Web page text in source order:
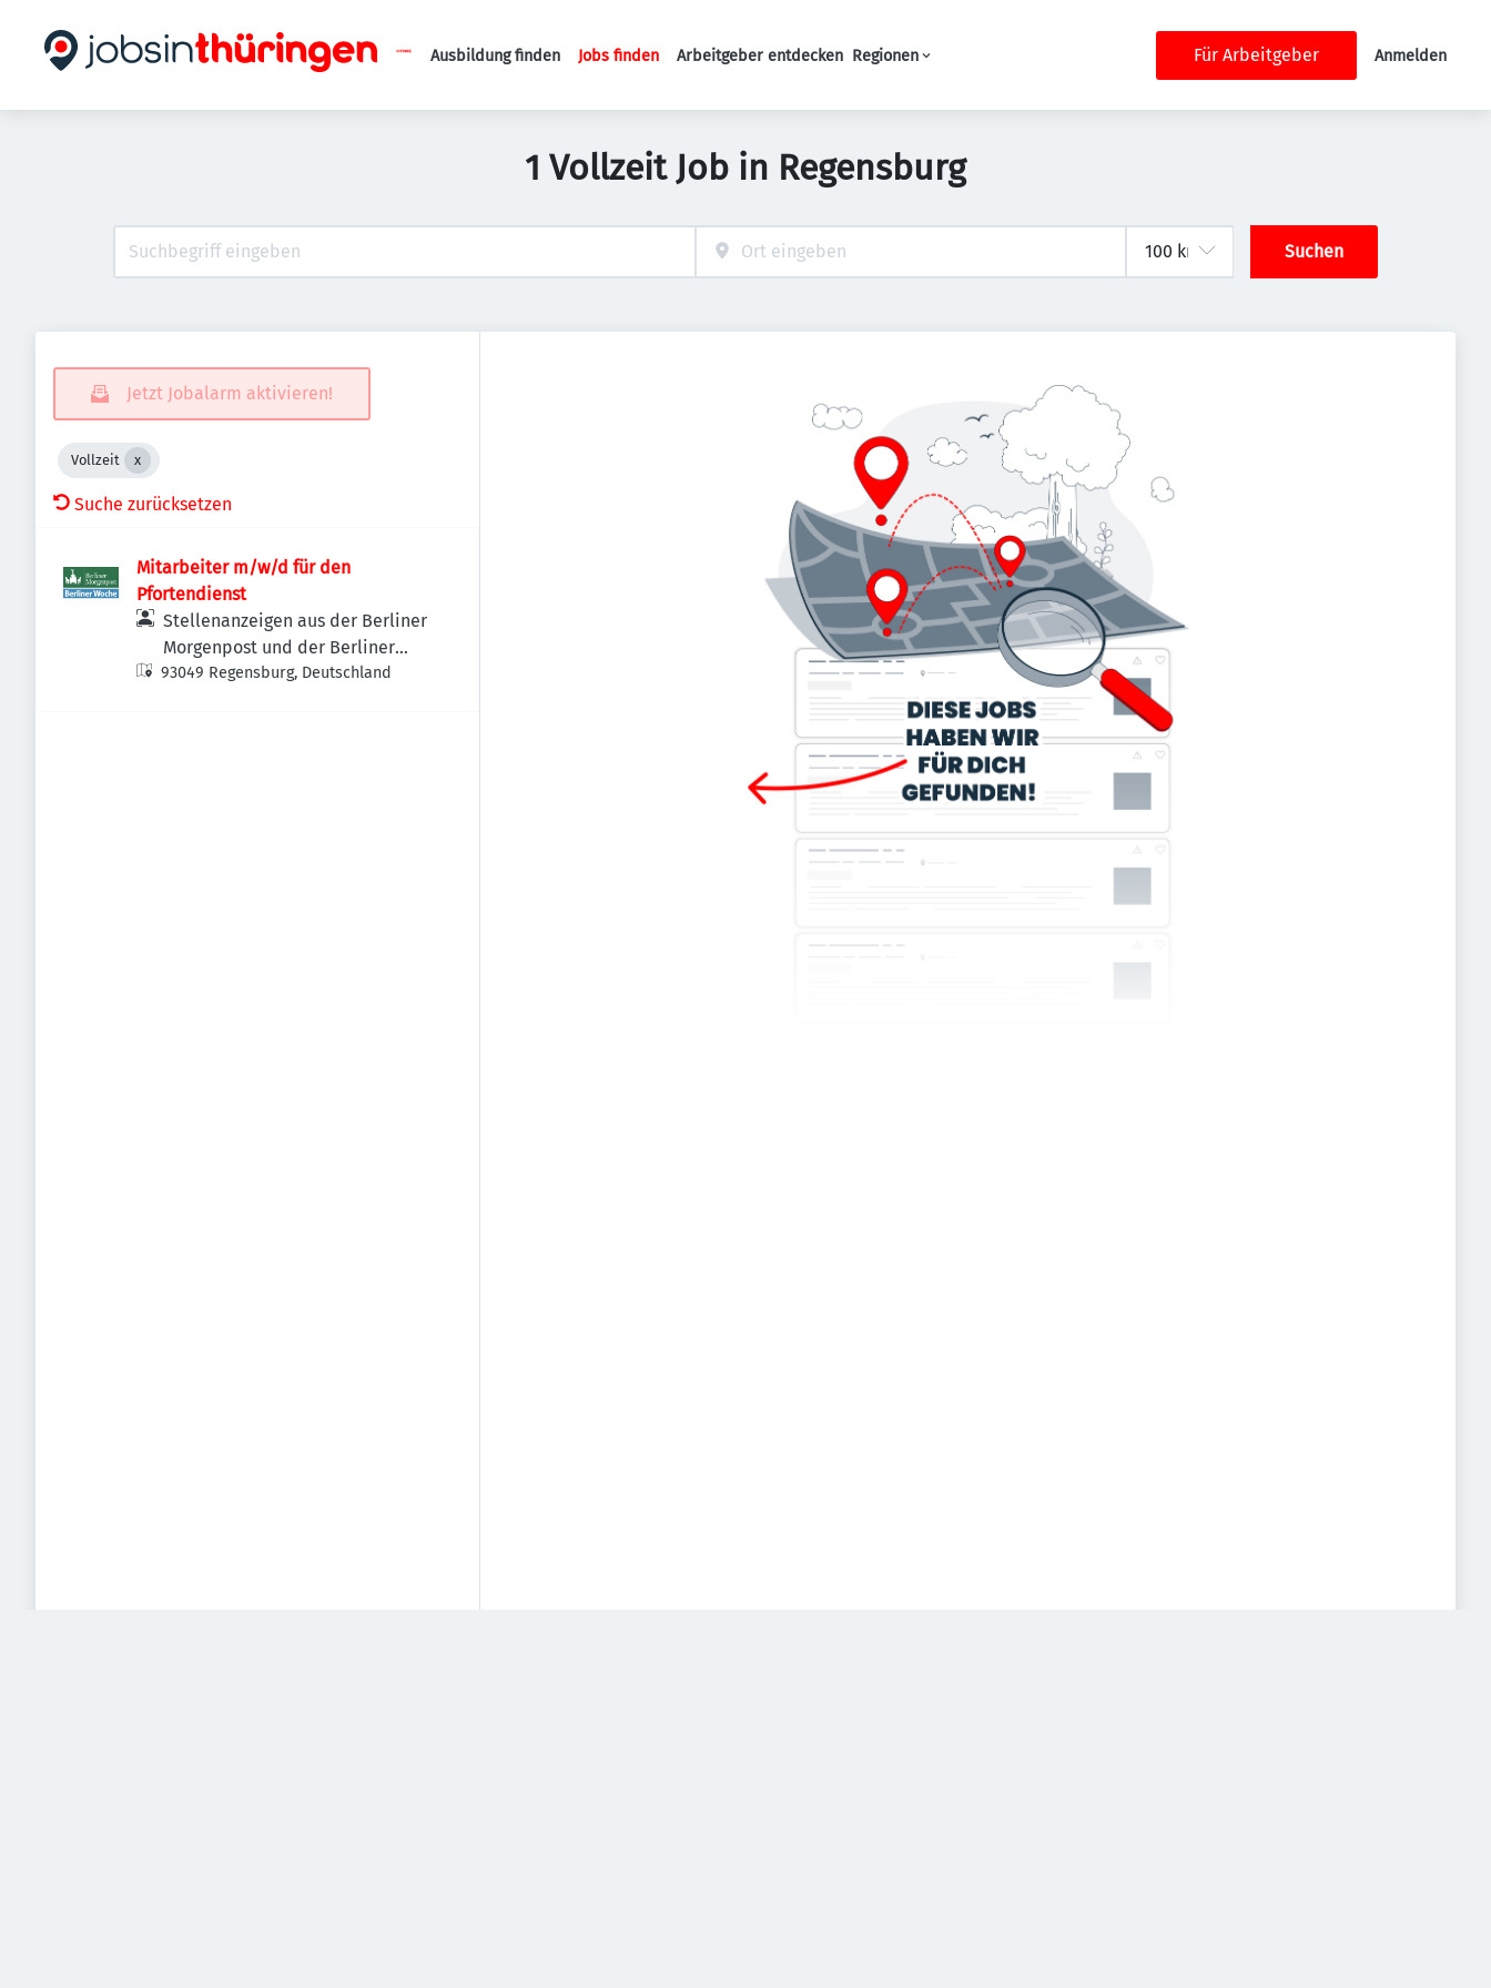
Haupt-Navigation
Ausbildung finden Jobs finden Arbeitgeber entdecken Regionen Für Arbeitgeber Anmelden
1 Vollzeit Job in Regensburg
Suchen
Jetzt Jobalarm aktivieren!
Vollzeit
Suche zurücksetzen
Mitarbeiter m/w/d für den
Pfortendienst
Stellenanzeigen aus der Berliner
Morgenpost und der Berliner
Woche
93049 Regensburg, Deutschland